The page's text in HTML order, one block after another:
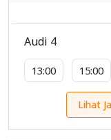
Audi 4
13:00 15:00
Lihat